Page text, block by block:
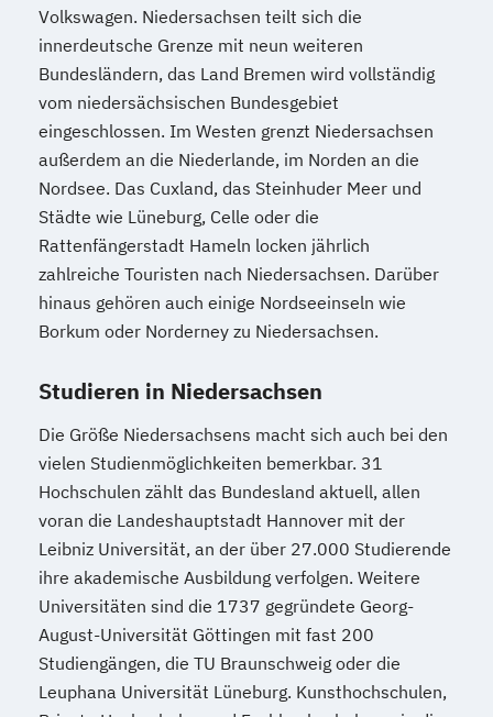
Wirtschafts­ingenieur­wesen
Fahrzeugtechnik
Wirtschafts­ingenieur­wesen
Kunststofftechnik
Wirtschafts­ingenieur­wesen Mechatronik
Wirtschafts­ingenieur­wesen Medizintechnik
Wirtschafts­ingenieur­wesen
Verfahrenstechnik
Zukunftsmanagement
Volkswagen. Niedersachsen teilt sich die
innerdeutsche Grenze mit neun weiteren
Bundesländern, das Land Bremen wird vollständig
vom niedersächsischen Bundesgebiet
eingeschlossen. Im Westen grenzt Niedersachsen
außerdem an die Niederlande, im Norden an die
Nordsee. Das Cuxland, das Steinhuder Meer und
Städte wie Lüneburg, Celle oder die
Rattenfängerstadt Hameln locken jährlich
zahlreiche Touristen nach Niedersachsen. Darüber
hinaus gehören auch einige Nordseeinseln wie
Borkum oder Norderney zu Niedersachsen.
Studieren in Niedersachsen
Die Größe Niedersachsens macht sich auch bei den
vielen Studienmöglichkeiten bemerkbar. 31
Hochschulen zählt das Bundesland aktuell, allen
voran die Landeshauptstadt Hannover mit der
Leibniz Universität, an der über 27.000 Studierende
ihre akademische Ausbildung verfolgen. Weitere
Universitäten sind die 1737 gegründete Georg-
August-Universität Göttingen mit fast 200
Studiengängen, die TU Braunschweig oder die
Leuphana Universität Lüneburg. Kunsthochschulen,